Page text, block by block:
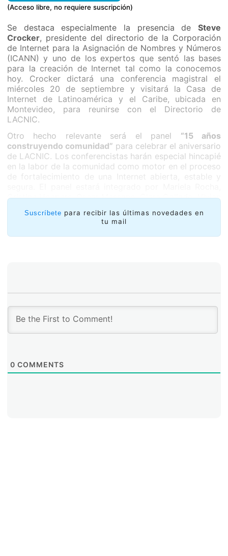
(Acceso libre, no requiere suscripción)
Se destaca especialmente la presencia de Steve
Crocker, presidente del directorio de la Corporación
de Internet para la Asignación de Nombres y Números
(ICANN) y uno de los expertos que sentó las bases
para la creación de Internet tal como la conocemos
hoy. Crocker dictará una conferencia magistral el
miércoles 20 de septiembre y visitará la Casa de
Internet de Latinoamérica y el Caribe, ubicada en
Montevideo, para reunirse con el Directorio de
LACNIC.
Otro hecho relevante será el panel “15 años
construyendo comunidad” para celebrar el aniversario
de LACNIC. Los conferencistas harán especial hincapié
en la labor de la comunidad como motor en el proceso
de fortalecimiento de una Internet abierta, estable y
Cristine Hoepers, Oscar Messano, Clara Collado, Vivian
Valverde y Edmundo Vitale, y moderará Oscar Robles,
CEO de LACNIC.
Junto a la reunión de LACNIC se desarrollará
Suscríbete para recibir las últimas novedades en
tu mail
0 COMMENTS